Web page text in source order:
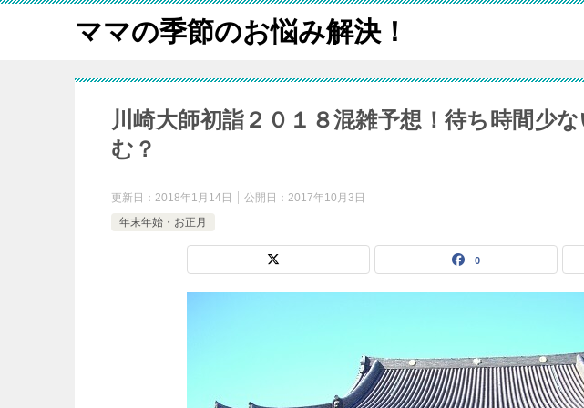
ママの季節のお悩み解決！
川崎大師初詣２０１８混雑予想！待ち時間少
む？
更新日： 2018年1月14日 公開日： 2017年10月3日
年末年始・お正月
0